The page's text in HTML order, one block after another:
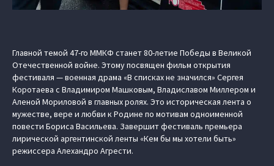
Главной темой 47-го ММКФ станет 80-летие Победы в Великой
Отечественной войне. Этому посвящен фильм открытия
фестиваля — военная драма «В списках не значился» Сергея
Коротаева с Владимиром Машковым, Владиславом Миллером и
Аленой Мориловой в главных ролях. Это историческая лента о
мужестве, вере и любви к Родине по мотивам одноименной
повести Бориса Васильева. Завершит фестиваль премьера
лирической аргентинской ленты «Кем бы мы хотели быть»
режиссера Алехандро Агрести.